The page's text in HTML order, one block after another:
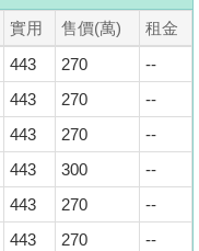
實用 售價(萬)
租金
443 270
--
443 270
--
443 270
--
443 300
--
443 270
--
443 270
--